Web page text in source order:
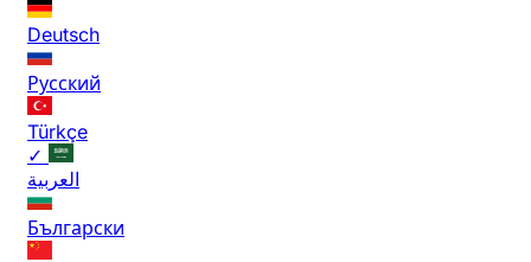
Deutsch
Русский
Türkçe
✓
العربية
Български